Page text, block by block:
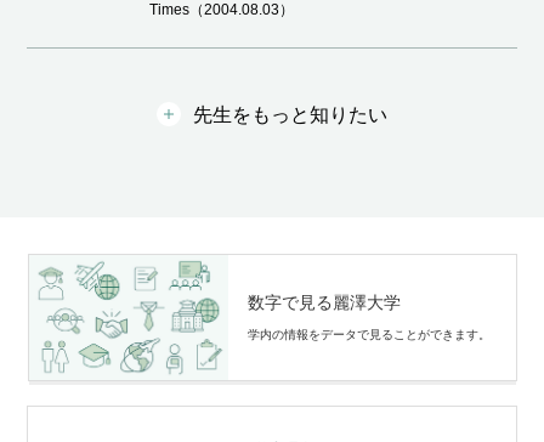
Times（2004.08.03）
先生をもっと知りたい
数字で見る麗澤大学
学内の情報をデータで⾒ることができます。